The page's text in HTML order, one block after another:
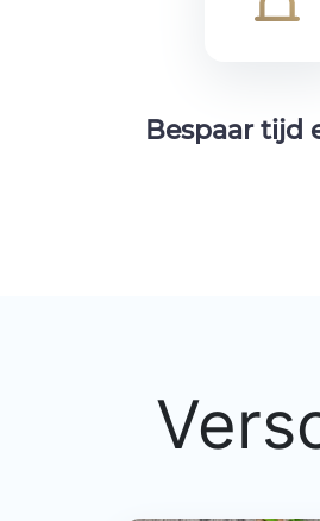
Bespaar tijd